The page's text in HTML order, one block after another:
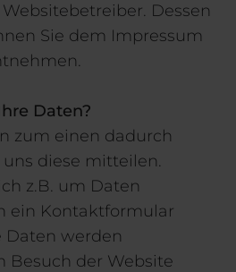
Dessen
Sie dem Impressum
Daten?
zum einen dadurch
uns diese mitteilen.
z.B. um Daten
ein Kontaktformular
Daten werden
Besuch der Website